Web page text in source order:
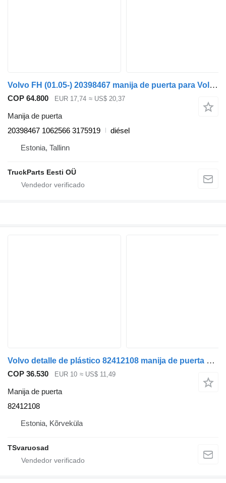
Volvo FH (01.05-) 20398467 manija de puerta para Volvo FH12, FH16, NH12, FH, VNL780 (1993-2014) cabeza tractora
COP 64.800 EUR 17,74 ≈ US$ 20,37
Manija de puerta
20398467 1062566 3175919
diésel
Estonia, Tallinn
TruckParts Eesti OÜ
Volvo detalle de plástico 82412108 manija de puerta para Volvo cabeza tractora
COP 36.530 EUR 10 ≈ US$ 11,49
Manija de puerta
82412108
Estonia, Kõrveküla
TSvaruosad